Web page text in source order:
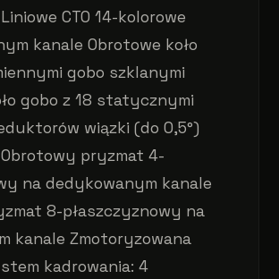
CTO 14-kolorowe
kanale Obrotowe koło
gobo szklanymi
gobo z 18 statycznymi
wiązki (do 0,5°)
Obrotowy pryzmat 4-
na dedykowanym kanale
8-płaszczyznowy na
kanale Zmotoryzowana
kadrowania: 4